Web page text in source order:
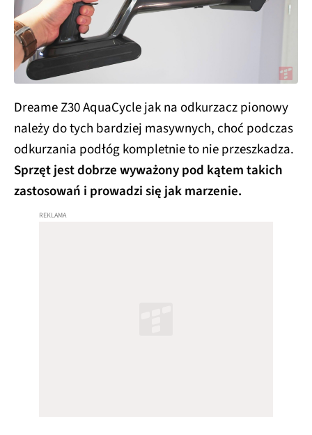
Dreame Z30 AquaCycle jak na odkurzacz pionowy
należy do tych bardziej masywnych, choć podczas
odkurzania podłóg kompletnie to nie przeszkadza.
Sprzęt jest dobrze wyważony pod kątem takich
zastosowań i prowadzi się jak marzenie.